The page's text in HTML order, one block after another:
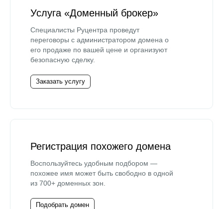
Услуга «Доменный брокер»
Специалисты Руцентра проведут
переговоры с администратором домена о
его продаже по вашей цене и организуют
безопасную сделку.
Заказать услугу
Регистрация похожего домена
Воспользуйтесь удобным подбором —
похожее имя может быть свободно в одной
из 700+ доменных зон.
Подобрать домен